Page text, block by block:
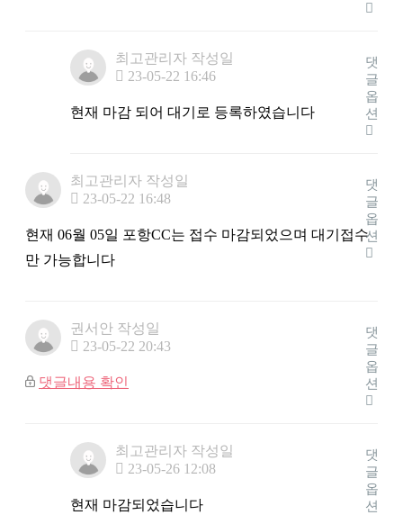
최고관리자 작성일
23-05-22 16:46
현재 마감 되어 대기로 등록하였습니다
댓
글
옵
션
최고관리자 작성일
23-05-22 16:48
현재 06월 05일 포항CC는 접수 마감되었으며 대기접수
만 가능합니다
댓
글
옵
션
권서안 작성일
23-05-22 20:43
댓글내용 확인
댓
글
옵
션
최고관리자 작성일
23-05-26 12:08
현재 마감되었습니다
댓
글
옵
션